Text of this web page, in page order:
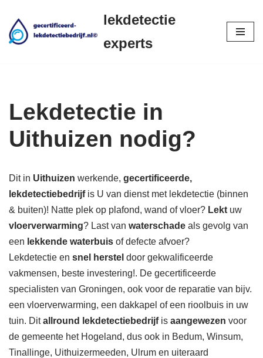
Ga
lekdetectie
experts
Lekdetectie in
Uithuizen nodig?
Dit in Uithuizen werkende, gecertificeerde,
lekdetectiebedrijf is U van dienst met lekdetectie (binnen
& buiten)! Natte plek op plafond, wand of vloer? Lekt uw
vloerverwarming? Last van waterschade als gevolg van
een lekkende waterbuis of defecte afvoer?
Lekdetectie en snel herstel door gekwalificeerde
vakmensen, beste investering!. De gecertificeerde
specialisten van Groningen, ook voor de reparatie van bijv.
een vloerverwarming, een dakkapel of een rioolbuis in uw
tuin. Ditallround lekdetectiebedrijfis aangewezen voor
de gemeente het Hogeland, dus ook in Bedum, Winsum,
Tinallinge, Uithuizermeeden, Ulrum en uiteraard